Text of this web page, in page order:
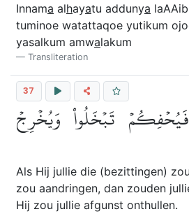
Innama alhayatu addunya
tuminoe watattaqoe yutikum
yasalkum amwalakum
Transliteration
37
تَبۡخَلُواْ وَيُخۡرِجۡ
Als Hij jullie die (bezittingen)
zou aandringen, dan zouden
Hij zou jullie afgunst onthullen.